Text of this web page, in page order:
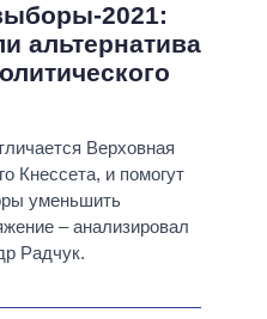
2021:
альтернатива
Верховная
Кнессета, и помогут
уменьшить
‒ анализировал
Радчук.